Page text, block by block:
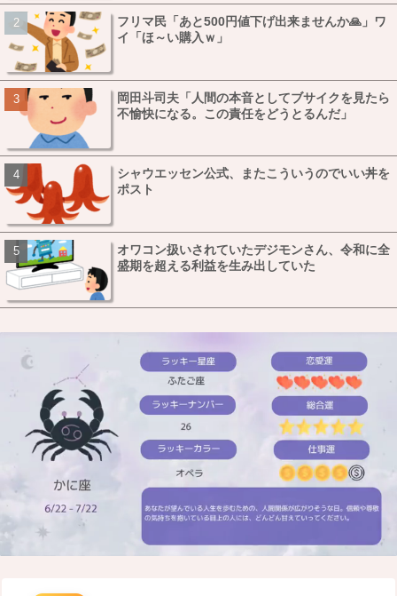
フリマ民「あと500円値下げ出来ませんか🙏」ワ
イ「ほ～い購入ｗ」
岡田斗司夫「人間の本音としてブサイクを見たら
不愉快になる。この責任をどうとるんだ」
シャウエッセン公式、またこういうのでいい丼を
ポスト
オワコン扱いされていたデジモンさん、令和に全
盛期を超える利益を生み出していた